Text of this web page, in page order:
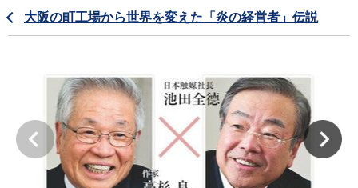
大阪の町工場から世界を変えた「炎の経営者」伝説